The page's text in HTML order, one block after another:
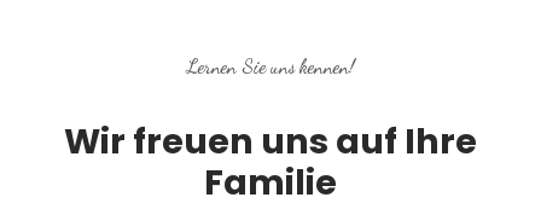
Lernen Sie uns kennen!
Wir freuen uns auf Ihre
Familie